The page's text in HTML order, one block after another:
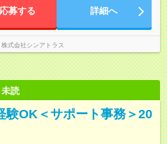
応募する 詳細へ
株式会社シンアトラス
未読
OK＜サポート事務＞20